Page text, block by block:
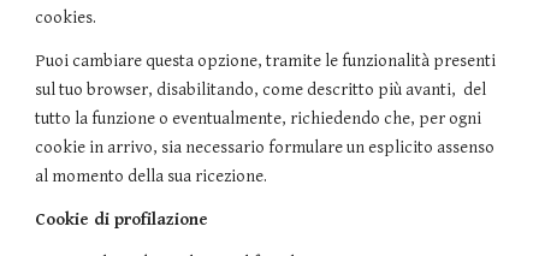
cookies.
Puoi cambiare questa opzione, tramite le funzionalità presenti
sul tuo browser, disabilitando, come descritto più avanti, del
tutto la funzione o eventualmente, richiedendo che, per ogni
cookie in arrivo, sia necessario formulare un esplicito assenso
al momento della sua ricezione.
Cookie di profilazione